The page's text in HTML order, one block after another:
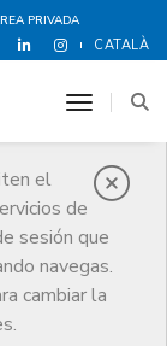
PRIVADA
CATALÀ
el
de
sesión que
navegas.
cambiar la
toggle
social